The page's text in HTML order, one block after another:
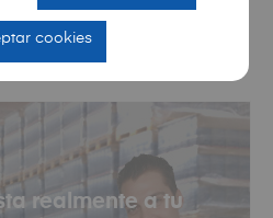
cookies
realmente a tu